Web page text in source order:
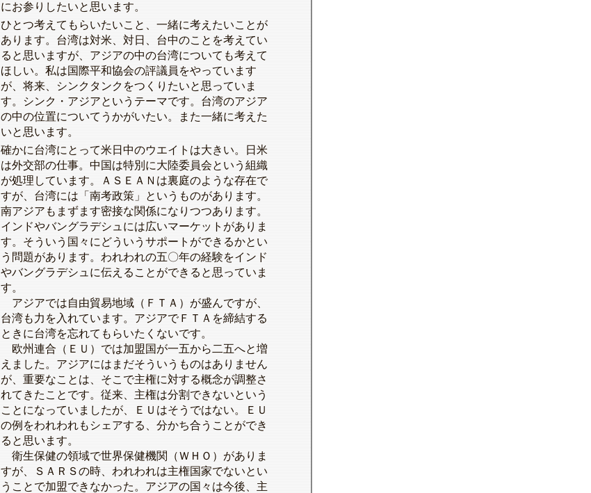
にお参りしたいと思います。
ひとつ考えてもらいたいこと、一緒に考えたいことが
あります。台湾は対米、対日、台中のことを考えてい
ると思いますが、アジアの中の台湾についても考えて
ほしい。私は国際平和協会の評議員をやっています
が、将来、シンクタンクをつくりたいと思っていま
す。シンク・アジアというテーマです。台湾のアジア
の中の位置についてうかがいたい。また一緒に考えた
いと思います。
確かに台湾にとって米日中のウエイトは大きい。日米
は外交部の仕事。中国は特別に大陸委員会という組織
が処理しています。ＡＳＥＡＮは裏庭のような存在で
すが、台湾には「南考政策」というものがあります。
南アジアもまずます密接な関係になりつつあります。
インドやバングラデシュには広いマーケットがありま
す。そういう国々にどういうサポートができるかとい
う問題があります。われわれの五〇年の経験をインド
やバングラデシュに伝えることができると思っていま
す。
アジアでは自由貿易地域（ＦＴＡ）が盛んですが、
台湾も力を入れています。アジアでＦＴＡを締結する
ときに台湾を忘れてもらいたくないです。
欧州連合（ＥＵ）では加盟国が一五から二五へと増
えました。アジアにはまだそういうものはありません
が、重要なことは、そこで主権に対する概念が調整さ
れてきたことです。従来、主権は分割できないという
ことになっていましたが、ＥＵはそうではない。ＥＵ
の例をわれわれもシェアする、分かち合うことができ
ると思います。
衛生保健の領域で世界保健機関（ＷＨＯ）がありま
すが、ＳＡＲＳの時、われわれは主権国家でないとい
うことで加盟できなかった。アジアの国々は今後、主